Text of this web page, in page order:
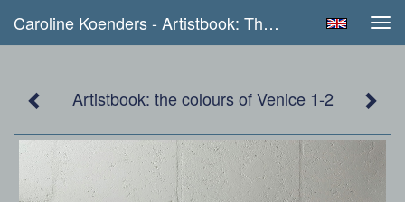
Caroline Koenders - Artistbook: The Colours Of Venice 1-2
Artistbook: the colours of Venice 1-2